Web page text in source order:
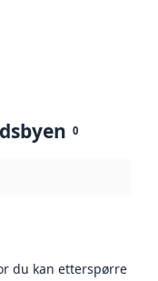
0
du kan etterspørre